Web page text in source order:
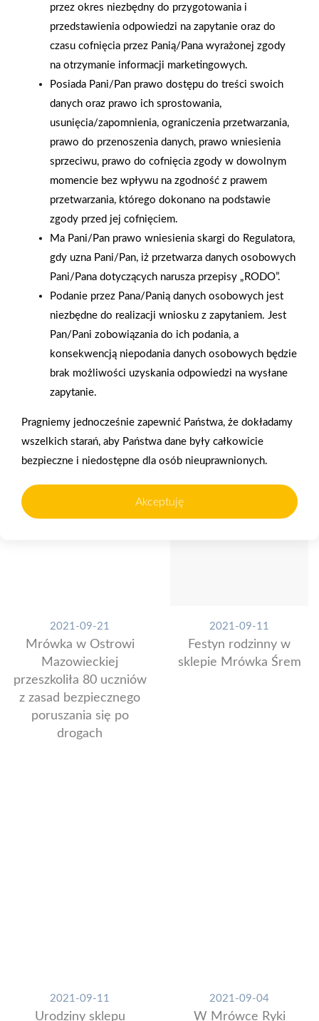
szkoły"
2021-09-29
PSB Profi Starachowice
Głównym Sponsorem
2021-09-27
Głos PSB nr5/2021
zawiera porady nt.
solarnego i centralnego
odkurzania
2021-09-21
Mrówka w Ostrowi
Mazowieckiej
przeszkoliła 80 uczniów
z zasad bezpiecznego
poruszania się po
drogach
2021-09-11
Festyn rodzinny w
sklepie Mrówka Śrem
2021-09-11
Urodziny sklepu
2021-09-04
W Mrówce Ryki
przez okres niezbędny do przygotowania i
przedstawienia odpowiedzi na zapytanie oraz do
czasu cofnięcia przez Panią/Pana wyrażonej zgody
na otrzymanie informacji marketingowych.
Posiada Pani/Pan prawo dostępu do treści swoich
danych oraz prawo ich sprostowania,
usunięcia/zapomnienia, ograniczenia przetwarzania,
prawo do przenoszenia danych, prawo wniesienia
sprzeciwu, prawo do cofnięcia zgody w dowolnym
momencie bez wpływu na zgodność z prawem
przetwarzania, którego dokonano na podstawie
zgody przed jej cofnięciem.
Ma Pani/Pan prawo wniesienia skargi do Regulatora,
gdy uzna Pani/Pan, iż przetwarza danych osobowych
Pani/Pana dotyczących narusza przepisy „RODO”.
Podanie przez Pana/Panią danych osobowych jest
niezbędne do realizacji wniosku z zapytaniem. Jest
Pan/Pani zobowiązania do ich podania, a
konsekwencją niepodania danych osobowych będzie
brak możliwości uzyskania odpowiedzi na wysłane
zapytanie.
Pragniemy jednocześnie zapewnić Państwa, że dokładamy
wszelkich starań, aby Państwa dane były całkowicie
bezpieczne i niedostępne dla osób nieuprawnionych.
Akceptuję